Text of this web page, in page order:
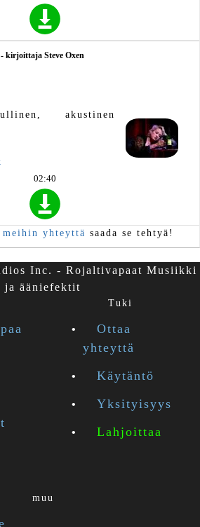
- kirjoittaja Steve Oxen
akustinen
02:40
meihin yhteyttä saada se tehtyä!
Inc. - Rojaltivapaat Musiikki
ja ääniefektit
Tuki
Ottaa
yhteyttä
Käytäntö
Yksityisyys
Lahjoittaa
muu